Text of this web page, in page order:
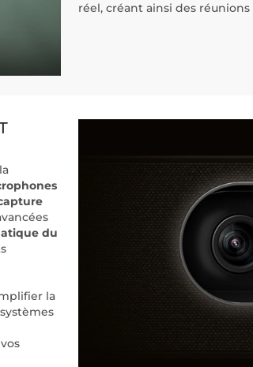
réel, créant ainsi des
du
la